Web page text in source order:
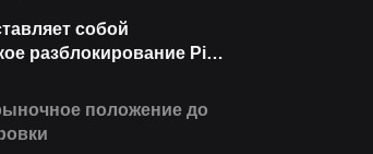
собой
разблокирование Pi
положение до